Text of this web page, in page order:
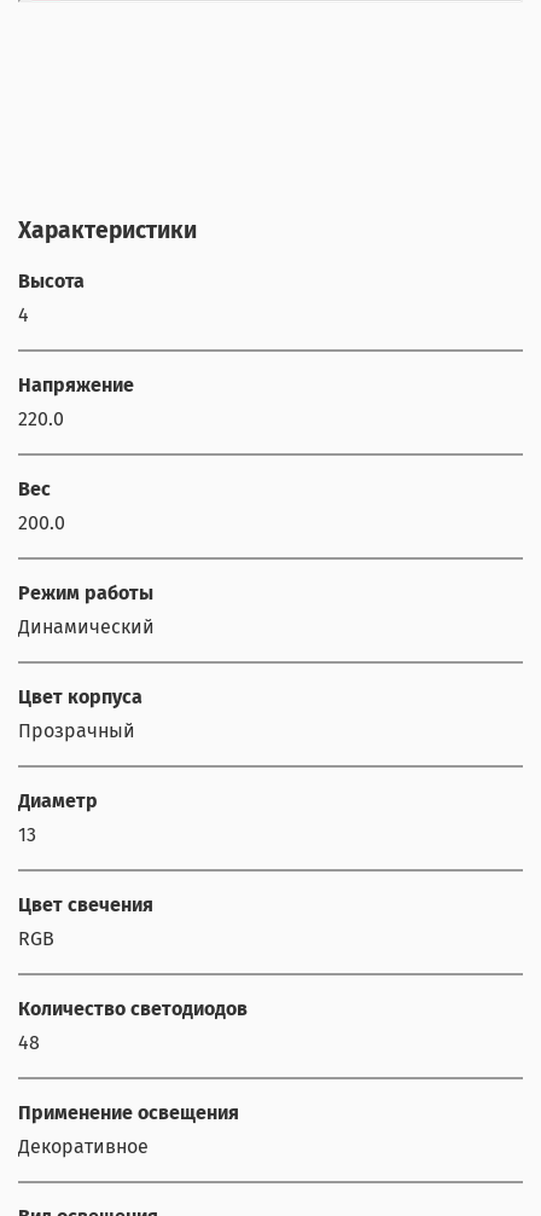
Характеристики
Высота
4
Напряжение
220.0
Вес
200.0
Режим работы
Динамический
Цвет корпуса
Прозрачный
Диаметр
13
Цвет свечения
RGB
Количество светодиодов
48
Применение освещения
Декоративное